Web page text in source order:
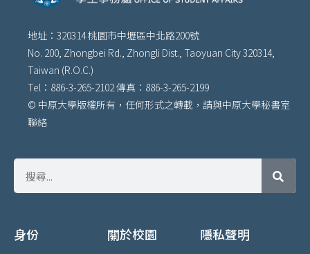
地址：320314 桃園市中壢區中北路200號
No. 200, Zhongbei Rd., Zhongli Dist., Taoyuan City 320314,
Taiwan (R.O.C.)
Tel：886-3-265-2102 傳真：886-3-265-2199
© 中原大學版權所有，任何形式之轉載，請與中原大學秘書室
聯絡
身份 關於校園 隱私聲明